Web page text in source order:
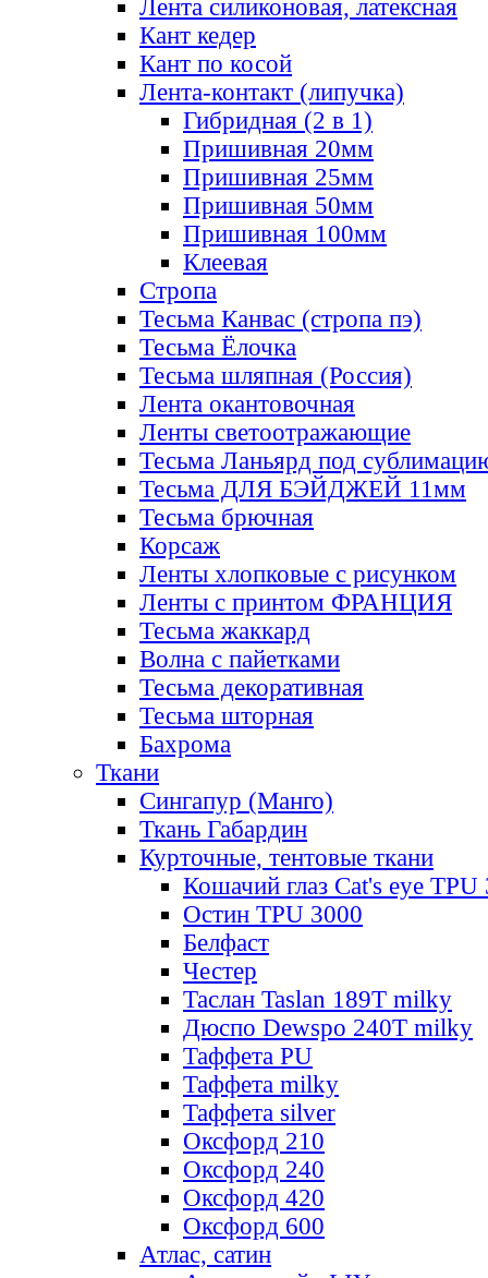
Лента силиконовая, латексная
Кант кедер
Кант по косой
Лента-контакт (липучка)
Гибридная (2 в 1)
Пришивная 20мм
Пришивная 25мм
Пришивная 50мм
Пришивная 100мм
Клеевая
Стропа
Тесьма Канвас (стропа пэ)
Тесьма Ёлочка
Тесьма шляпная (Россия)
Лента окантовочная
Ленты светоотражающие
Тесьма Ланьярд под
Тесьма ДЛЯ БЭЙДЖЕЙ 11мм
Тесьма брючная
Корсаж
Ленты хлопковые с рисунком
Ленты с принтом ФРАНЦИЯ
Тесьма жаккард
Волна с пайетками
Тесьма декоративная
Тесьма шторная
Бахрома
Ткани
Сингапур (Манго)
Ткань Габардин
Курточные, тентовые ткани
Кошачий глаз Cat's eye TPU
Остин TPU 3000
Белфаст
Честер
Таслан Taslan 189T milky
Дюспо Dewspo 240T milky
Таффета PU
Таффета milky
Таффета silver
Оксфорд 210
Оксфорд 240
Оксфорд 420
Оксфорд 600
Атлас, сатин